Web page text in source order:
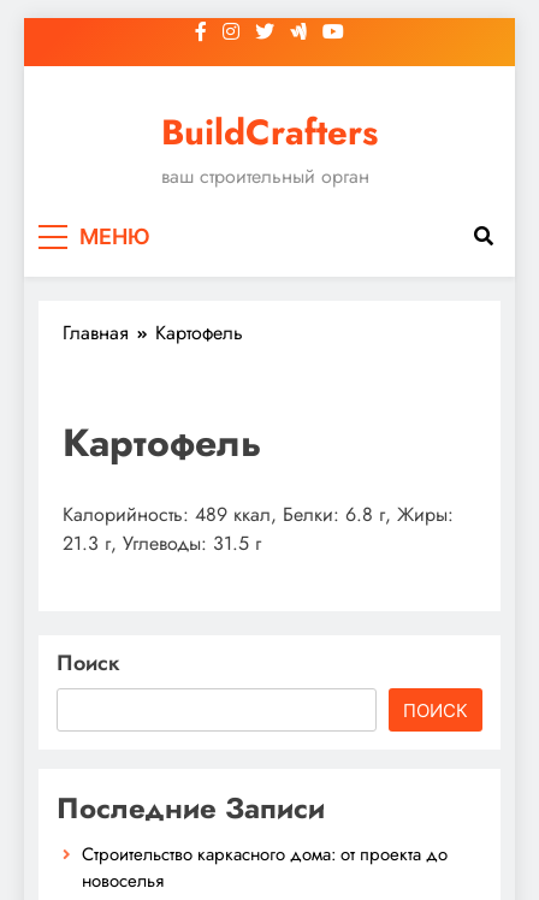
к
BuildCrafters
ваш строительный орган
МЕНЮ
Главная Картофель
Картофель
Калорийность: 489 ккал, Белки: 6.8 г, Жиры:
21.3 г, Углеводы: 31.5 г
Поиск
ПОИСК
Последние Записи
Строительство каркасного дома: от проекта до
новоселья